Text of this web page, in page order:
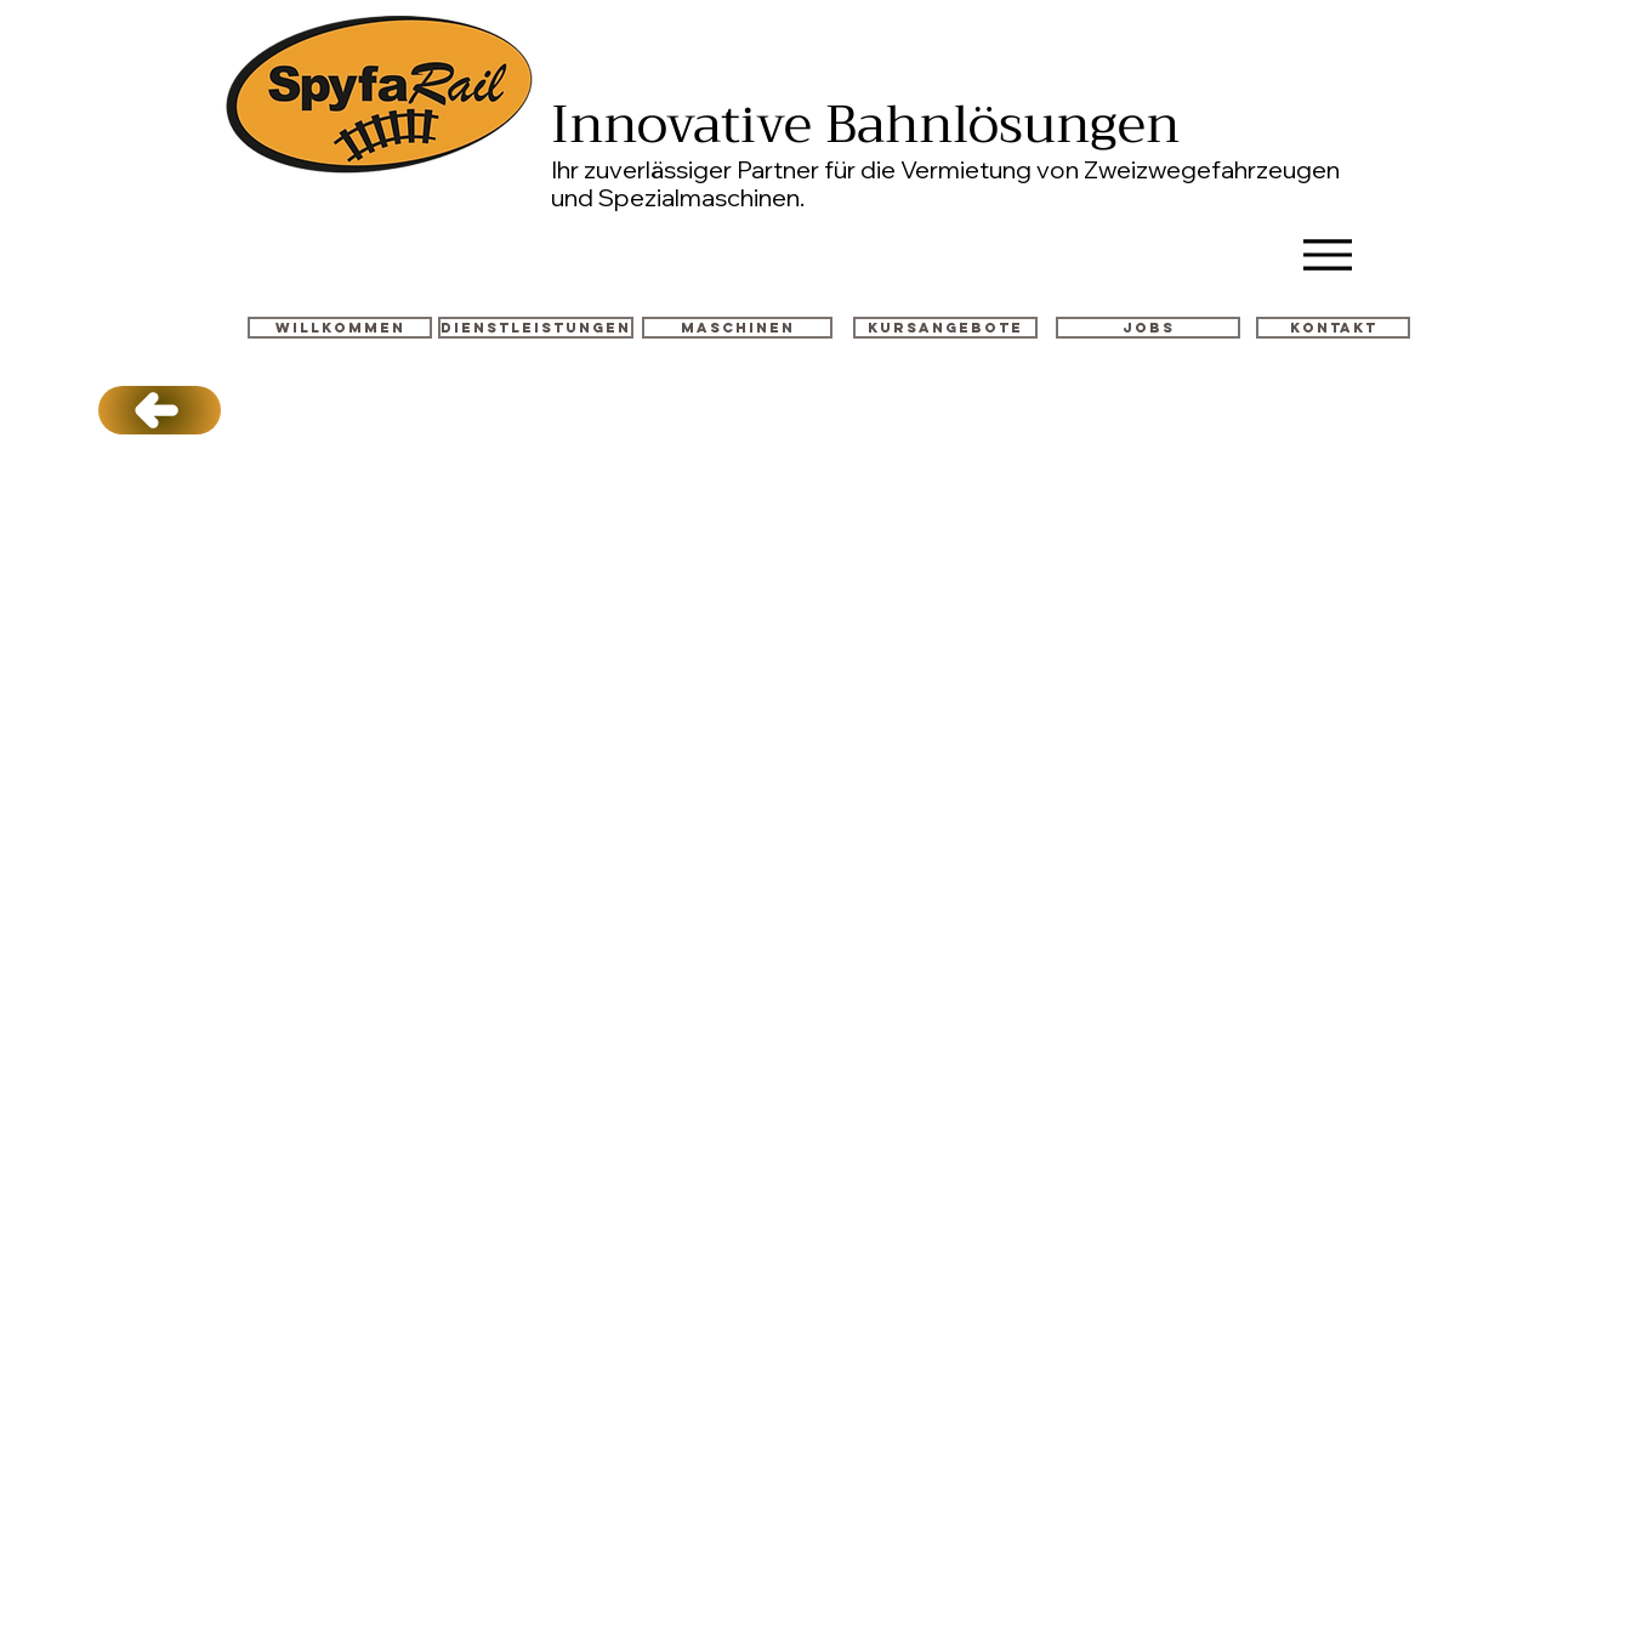
Innovative Bahnlösungen
Ihr zuverlässiger Partner für die Vermietung von Zweizwegefahrzeugen
und Spezialmaschinen.
Willkommen Dienstleistungen Maschinen Kursangebote Jobs Kontakt